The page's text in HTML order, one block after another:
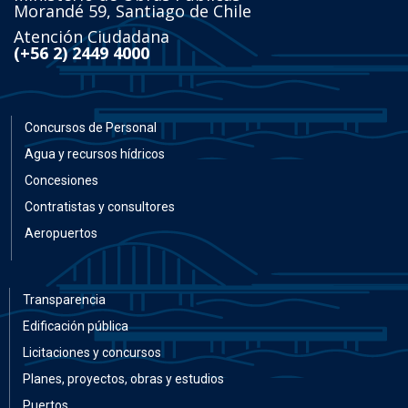
Morandé 59, Santiago de Chile
Atención Ciudadana
(+56 2) 2449 4000
Concursos de Personal
Agua y recursos hídricos
Concesiones
Contratistas y consultores
Aeropuertos
Transparencia
Edificación pública
Licitaciones y concursos
Planes, proyectos, obras y estudios